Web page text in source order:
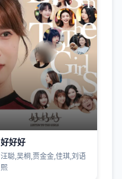
好好好
汪聪,吴桐,贾金金,佳琪,刘语
熙